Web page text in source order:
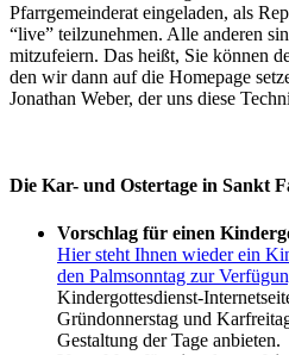
Pfarrgemeinderat eingeladen, als
“live” teilzunehmen. Alle anderen
mitzufeiern. Das heißt, Sie können
den wir dann auf die Homepage
Jonathan Weber, der uns diese
Die Kar- und Ostertage in Sankt
Vorschlag für einen
Hier steht Ihnen wieder ein
den Palmsonntag zur
Kindergottesdienst-
Gründonnerstag und
Gestaltung der Tage anbieten.